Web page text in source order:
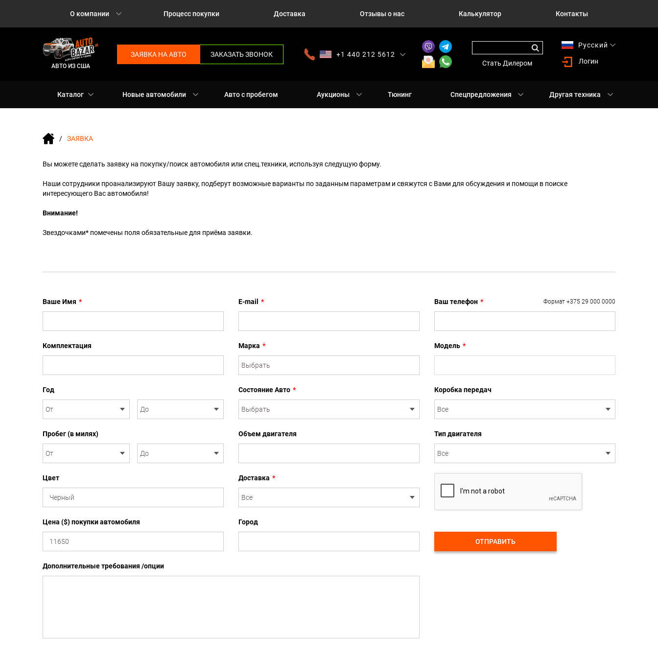
О компании Процесс покупки Доставка Отзывы о нас Калькулятор Контакты
АВТО ИЗ США
ЗАЯВКА НА АВТО ЗАКАЗАТЬ ЗВОНОК
+1 440 212 5612
Стать Дилером
Русский
Логин
Каталог Новые автомобили Авто с пробегом Аукционы Тюнинг Спецпредложения Другая техника
ЗАЯВКА
Вы можете сделать заявку на покупку/поиск автомобиля или спец.техники, используя следущую форму.
Наши сотрудники проанализируют Вашу заявку, подберут возможные варианты по заданным параметрам и свяжутся с Вами для обсуждения и помощи в поиске
интересующего Вас автомобиля!
Внимание!
Звездочками* помечены поля обязательные для приёма заявки.
Ваше Имя *
Комплектация
Год
Пробег (в милях)
Цвет
Цена ($) покупки автомобиля
Дополнительные требования /опции
E-mail *
Марка *
Состояние Авто *
Объем двигателя
Доставка *
Город
Ваш телефон * Формат +375 29 000 0000
Модель *
Коробка передач
Тип двигателя
ОТПРАВИТЬ